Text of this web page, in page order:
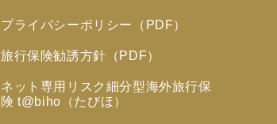
プライバシーポリシー（PDF）
旅行保険勧誘方針（PDF）
ネット専用リスク細分型海外旅行保
険 t@biho（たびほ）